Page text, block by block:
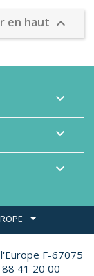
en haut 



F-67075
41 20 00